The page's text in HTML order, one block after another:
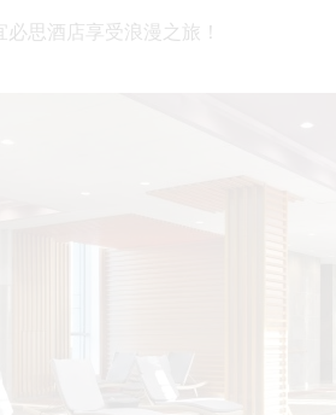
思酒店享受浪漫之旅！